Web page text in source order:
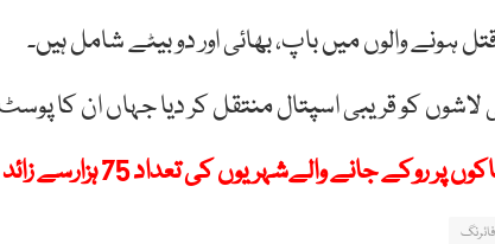
ہونے والوں میں باپ، بھائی اور دو بیٹے شامل ہیں۔
لاشوں کو قریبی اسپتال منتقل کر دیا جہاں ان کا
پر روکے جانے والےشہریوں کی تعداد 75 ہزارسے زائد
فائرنگ